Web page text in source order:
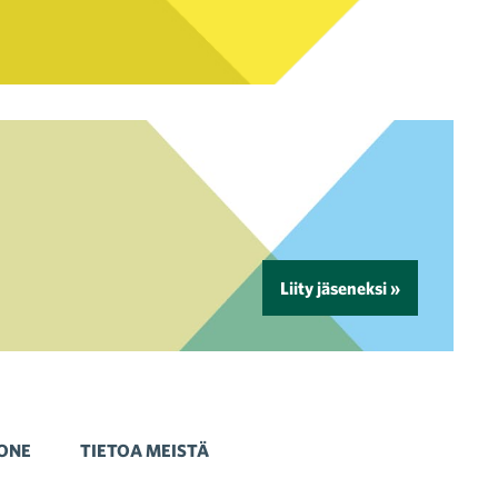
Liity jäseneksi »
TIETOA MEISTÄ